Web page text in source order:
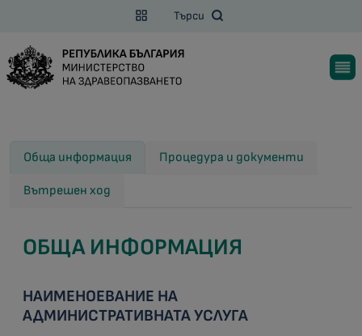
Търси
Обща информация Процедура и документи
Вътрешен ход
ОБЩА ИНФОРМАЦИЯ
НАИМЕНОЕВАНИЕ НА
АДМИНИСТРАТИВНАТА УСЛУГА